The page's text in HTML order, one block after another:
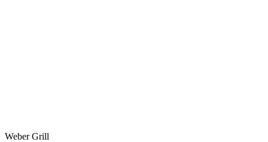
Weber Grill